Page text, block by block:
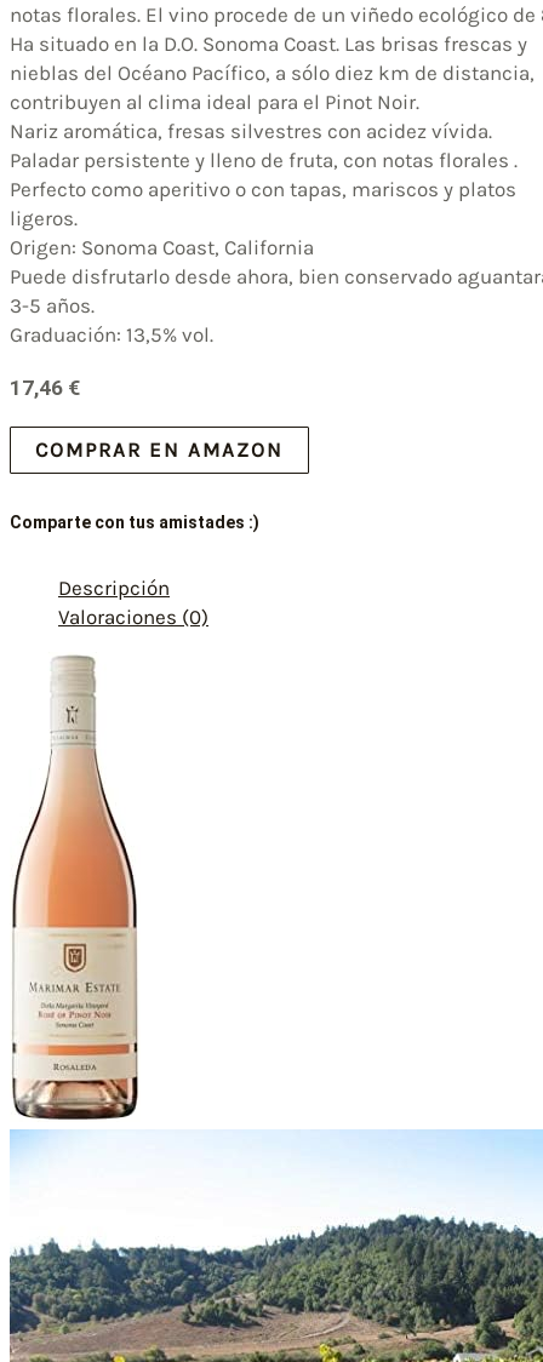
notas florales. El vino procede de un viñedo ecológico de
Ha situado en la D.O. Sonoma Coast. Las brisas frescas y
nieblas del Océano Pacífico, a sólo diez km de distancia,
contribuyen al clima ideal para el Pinot Noir.
Nariz aromática, fresas silvestres con acidez vívida.
Paladar persistente y lleno de fruta, con notas florales .
Perfecto como aperitivo o con tapas, mariscos y platos
ligeros.
Origen: Sonoma Coast, California
Puede disfrutarlo desde ahora, bien conservado
3-5 años.
Graduación: 13,5% vol.
17,46 €
COMPRAR EN AMAZON
Comparte con tus amistades :)
Descripción
Valoraciones (0)